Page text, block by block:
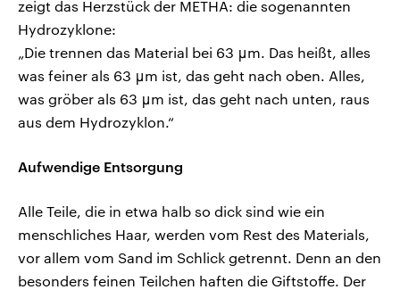
zeigt das Herzstück der METHA: die sogenannten
Hydrozyklone:
„Die trennen das Material bei 63 μm. Das heißt, alles
was feiner als 63 μm ist, das geht nach oben. Alles,
was gröber als 63 μm ist, das geht nach unten, raus
aus dem Hydrozyklon.“
Aufwendige Entsorgung
Alle Teile, die in etwa halb so dick sind wie ein
menschliches Haar, werden vom Rest des Materials,
vor allem vom Sand im Schlick getrennt. Denn an den
besonders feinen Teilchen haften die Giftstoffe. Der